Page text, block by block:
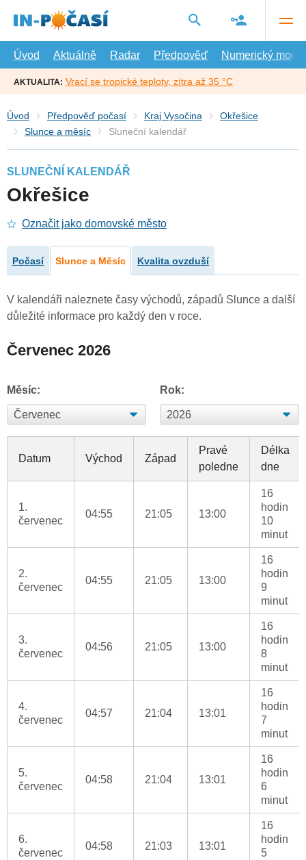
hlavní
Úvod
Aktuálně Radar Předpověď Numerický model
AKTUALITA: Vrací se tropické teploty, zítra až 35 °C
Úvod Předpověď počasí Kraj Vysočina
Okřešice
Slunce a měsíc
Sluneční kalendář
SLUNEČNÍ KALENDÁŘ
Okřešice
Označit jako domovské město
Počasí Slunce a Měsíc Kvalita ovzduší
V kalendáři naleznete časy východů, západů Slunce a další
důležité informace pro každý den v roce.
Červenec 2026
Měsíc: Rok:
Datum Východ Západ
Pravé
poledne
Délka
dne
1.
červenec
04:55 21:05 13:00
16
hodin
10
minut
2.
červenec
04:55 21:05 13:00
16
hodin
9
minut
3.
červenec
04:56 21:05 13:00
16
hodin
8
minut
4.
červenec
04:57 21:04 13:01
16
hodin
7
minut
5.
červenec
04:58 21:04 13:01
16
hodin
6
minut
6.
červenec
04:58 21:03 13:01
16
hodin
5